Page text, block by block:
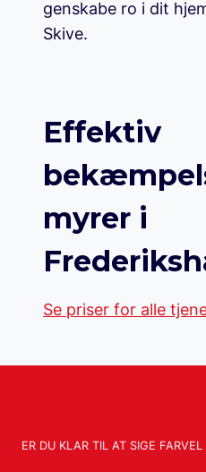
genskabe ro i dit
Skive.
Effektiv
myrer i
Se priser for alle
ER DU KLAR TIL AT SIGE